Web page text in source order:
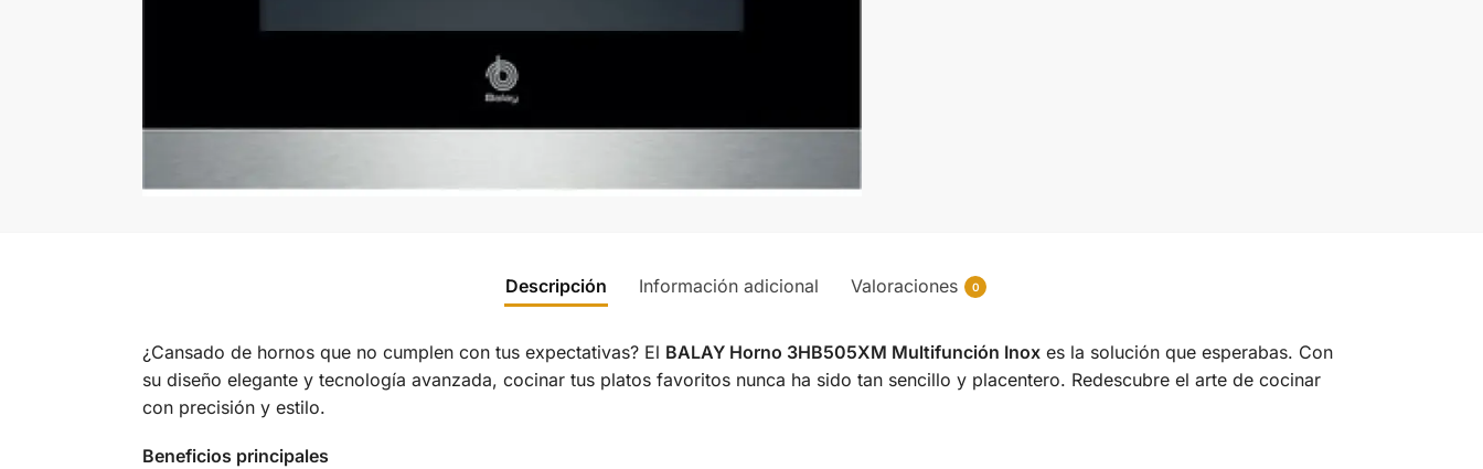
Descripción Información adicional Valoraciones 0
¿Cansado de hornos que no cumplen con tus expectativas? El BALAY Horno 3HB505XM Multifunción Inoxes la solución que esperabas. Con
su diseño elegante y tecnología avanzada, cocinar tus platos favoritos nunca ha sido tan sencillo y placentero. Redescubre el arte de cocinar
con precisión y estilo.
Beneficios principales